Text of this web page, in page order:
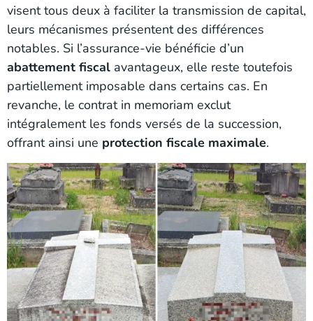
visent tous deux à faciliter la transmission de capital,
leurs mécanismes présentent des différences
notables. Si l’assurance-vie bénéficie d’un
abattement fiscal avantageux, elle reste toutefois
partiellement imposable dans certains cas. En
revanche, le contrat in memoriam exclut
intégralement les fonds versés de la succession,
offrant ainsi une protection fiscale maximale.